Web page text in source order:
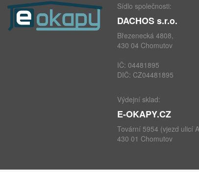
Sídlo společnosti:
DACHOS s.r.o.
Březenecká 4808,
430 04 Chomutov
IČ: 04481895
DIČ: CZ04481895
Výdejní sklad:
E-OKAPY.CZ
Tovární 5954 (vjezd ulicí
430 01 Chomutov